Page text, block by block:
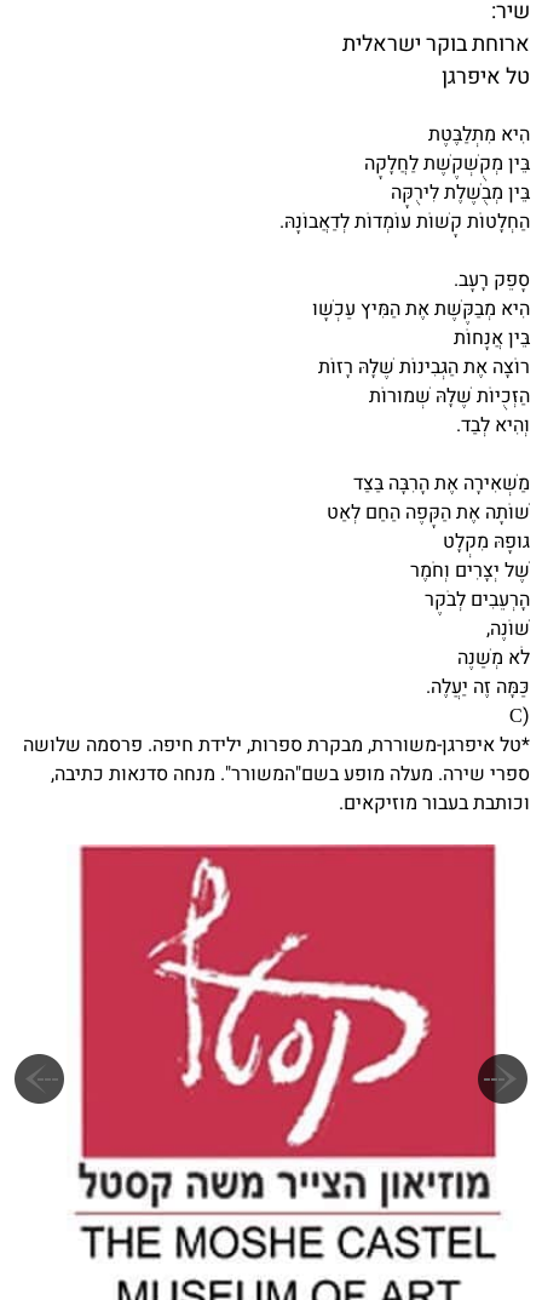
שיר:
ארוחת בוקר ישראלית
טל איפרגן
הִיא מִתְלַבֶּטֶת
בֵּין מְקֻשְׁקֶשֶׁת לַחֲלָקָה
בֵּין מְבֻשֶּׁלֶת לִירֻקָּה
הַחְלָטוֹת קָשׁוֹת עוֹמְדוֹת לְדַאֲבוֹנָהּ.
סָפֵק רָעָב.
הִיא מְבַקֶּשֶׁת אֶת הַמִּיץ עַכְשָׁו
בֵּין אֲנָחוֹת
רוֹצָה אֶת הַגְּבִינוֹת שֶׁלָּהּ רָזוֹת
הַזְּכֻיּוֹת שֶׁלָּהּ שְׁמוּרוֹת
וְהִיא לְבַד.
מַשְׁאִירָה אֶת הָרִבָּה בַּצַּד
שׁוֹתָה אֶת הַקָּפֶה הַחַם לְאַט
גּוּפָהּ מִקְלָט
שֶׁל יְצָרִים וְחֹמֶר
הָרְעֵבִים לְבֹקֶר
שׁוֹנֶה,
לֹא מְשַׁנֶּה
כַּמָּה זֶה יַעֲלֶה.
(
C
*טל איפרגן-משוררת, מבקרת ספרות, ילידת חיפה. פרסמה שלושה
ספרי שירה. מעלה מופע בשם"המשורר". מנחה סדנאות כתיבה,
וכותבת בעבור מוזיקאים.